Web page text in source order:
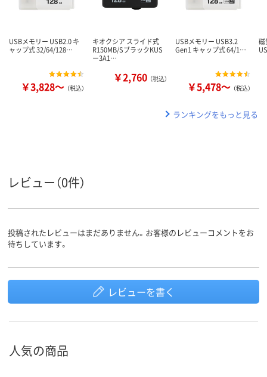
USBメモリー USB2.0 キ
ャップ式 32/64/128…
￥3,828～ （税込）
キオクシア スライド式
R150MB/SブラックKUS
ー3A1…
￥2,760 （税込）
USBメモリー USB3.2
Gen1 キャップ式 64/1…
￥5,478～ （税込）
磁
ランキングをもっと見る
レビュー（0件）
投稿されたレビューはまだありません。お客様のレビューコメントをお
待ちしています。
レビューを書く
人気の商品